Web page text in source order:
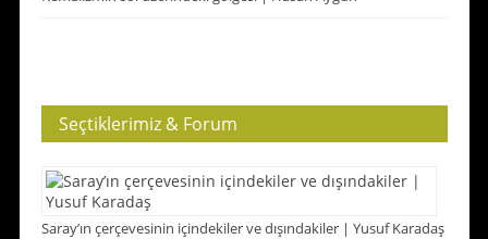
Seçtiklerimiz & Forum
Saray’ın çerçevesinin içindekiler ve dışındakiler | Yusuf Karadaş